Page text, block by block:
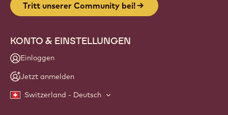
Tritt unserer Community bei!
KONTO & EINSTELLUNGEN
Einloggen
Jetzt anmelden
Switzerland - Deutsch